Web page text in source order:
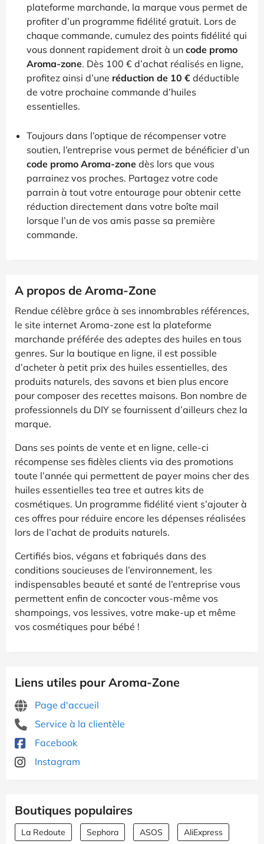
plateforme marchande, la marque vous permet de
profiter d’un programme fidélité gratuit. Lors de
chaque commande, cumulez des points fidélité qui
vous donnent rapidement droit à un code promo
Aroma-zone. Dès 100 € d’achat réalisés en ligne,
profitez ainsi d’une réduction de 10 € déductible
de votre prochaine commande d’huiles
essentielles.
Toujours dans l’optique de récompenser votre
soutien, l’entreprise vous permet de bénéficier d’un
code promo Aroma-zone dès lors que vous
parrainez vos proches. Partagez votre code
parrain à tout votre entourage pour obtenir cette
réduction directement dans votre boîte mail
lorsque l’un de vos amis passe sa première
commande.
A propos de Aroma-Zone
Rendue célèbre grâce à ses innombrables références,
le site internet Aroma-zone est la plateforme
marchande préférée des adeptes des huiles en tous
genres. Sur la boutique en ligne, il est possible
d’acheter à petit prix des huiles essentielles, des
produits naturels, des savons et bien plus encore
pour composer des recettes maisons. Bon nombre de
professionnels du DIY se fournissent d’ailleurs chez la
marque.
Dans ses points de vente et en ligne, celle-ci
récompense ses fidèles clients via des promotions
toute l’année qui permettent de payer moins cher des
huiles essentielles tea tree et autres kits de
cosmétiques. Un programme fidélité vient s’ajouter à
ces offres pour réduire encore les dépenses réalisées
lors de l’achat de produits naturels.
Certifiés bios, végans et fabriqués dans des
conditions soucieuses de l’environnement, les
indispensables beauté et santé de l’entreprise vous
permettent enfin de concocter vous-même vos
shampoings, vos lessives, votre make-up et même
vos cosmétiques pour bébé !
Liens utiles pour Aroma-Zone
Page d'accueil
Service à la clientèle
Facebook
Instagram
Boutiques populaires
La Redoute Sephora ASOS AliExpress